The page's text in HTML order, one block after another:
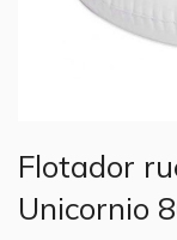
Flotador
Unicornio